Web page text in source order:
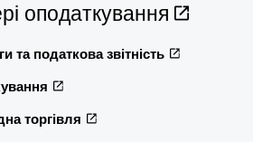
оподаткування
та податкова звітність
торгівля